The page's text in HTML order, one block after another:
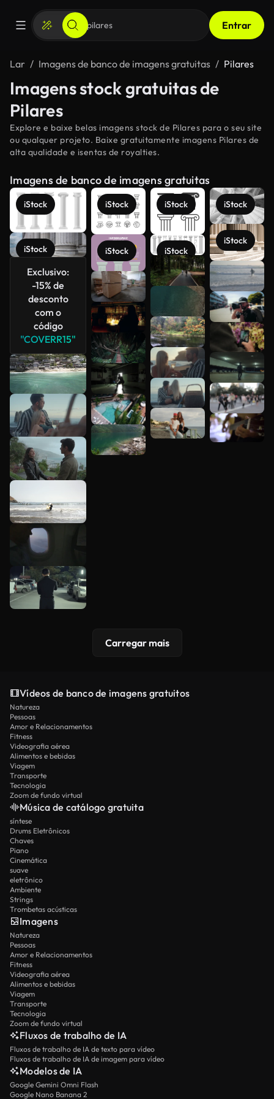
Entrar
Lar Imagens de banco de imagens gratuitas Pilares
Imagens stock gratuitas de
Pilares
Explore e baixe belas imagens stock de Pilares para o seu site
ou qualquer projeto. Baixe gratuitamente imagens Pilares de
alta qualidade e isentas de royalties.
Imagens de banco de imagens gratuitas
iStock
iStock
Exclusivo:
-15% de
desconto
com o
código
"COVERR15"
iStock
iStock
iStock
iStock
iStock
iStock
Veja mais
Carregar mais
Vídeos de banco de imagens gratuitos
Natureza
Pessoas
Amor e Relacionamentos
Fitness
Videografia aérea
Alimentos e bebidas
Viagem
Transporte
Tecnologia
Zoom de fundo virtual
Música de catálogo gratuita
síntese
Drums Eletrônicos
Chaves
Piano
Cinemática
suave
eletrônico
Ambiente
Strings
Trombetas acústicas
Imagens
Natureza
Pessoas
Amor e Relacionamentos
Fitness
Videografia aérea
Alimentos e bebidas
Viagem
Transporte
Tecnologia
Zoom de fundo virtual
Fluxos de trabalho de IA
Fluxos de trabalho de IA de texto para vídeo
Fluxos de trabalho de IA de imagem para vídeo
Modelos de IA
Google Gemini Omni Flash
Google Nano Banana 2